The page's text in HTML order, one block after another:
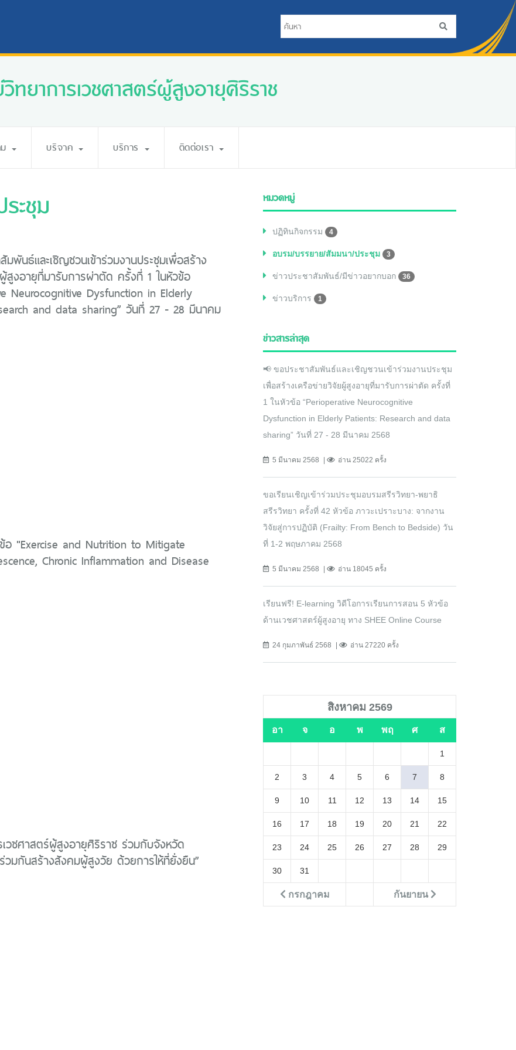
ทยาการเวชศาสตร์ผู้สูงอายุศิริราช
บริจาค บริการ ติดต่อเรา
ะชุม
พันธ์และเชิญชวนเข้าร่วมงานประชุมเพื่อสร้าง
สูงอายุที่มารับการผ่าตัด ครั้งที่ 1 ในหัวข้อ
Neurocognitive Dysfunction in Elderly
and data sharing” วันที่ 27 - 28 มีนาคม
"Exercise and Nutrition to Mitigate
Chronic Inflammation and Disease
วชศาสตร์ผู้สูงอายุศิริราช ร่วมกับจังหวัด
วมกันสร้างสังคมผู้สูงวัย ด้วยการให้ที่ยั่งยืน”
หมวดหมู่
ปฏิทินกิจกรรม 4
อบรม/บรรยาย/สัมมนา/ประชุม 3
ข่าวประชาสัมพันธ์/มีข่าวอยากบอก 36
ข่าวบริการ 1
ข่าวสารล่าสุด
📢 ขอประชาสัมพันธ์และเชิญชวนเข้าร่วมงานประชุม
เพื่อสร้างเครือข่ายวิจัยผู้สูงอายุที่มารับการผ่าตัด ครั้งที่
1 ในหัวข้อ “Perioperative Neurocognitive
Dysfunction in Elderly Patients: Research and data
sharing” วันที่ 27 - 28 มีนาคม 2568
5 มีนาคม 2568 อ่าน 25022 ครั้ง
ขอเรียนเชิญเข้าร่วมประชุมอบรมสรีรวิทยา-พยาธิ
สรีรวิทยา ครั้งที่ 42 หัวข้อ ภาวะเปราะบาง: จากงาน
วิจัยสู่การปฏิบัติ (Frailty: From Bench to Bedside) วัน
ที่ 1-2 พฤษภาคม 2568
5 มีนาคม 2568 อ่าน 18045 ครั้ง
เรียนฟรี! E-learning วิดีโอการเรียนการสอน 5 หัวข้อ
ด้านเวชศาสตร์ผู้สูงอายุ ทาง SHEE Online Course
24 กุมภาพันธ์ 2568 อ่าน 27220 ครั้ง
สิงหาคม 2569
อา จ อ พ พฤ ศ ส
กรกฎาคม กันยายน
1
2 3 4 5 6 7 8
9 10 11 12 13 14 15
16 17 18 19 20 21 22
23 24 25 26 27 28 29
30 31